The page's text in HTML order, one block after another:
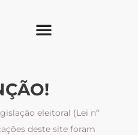
eleitoral (Lei nº
deste site foram